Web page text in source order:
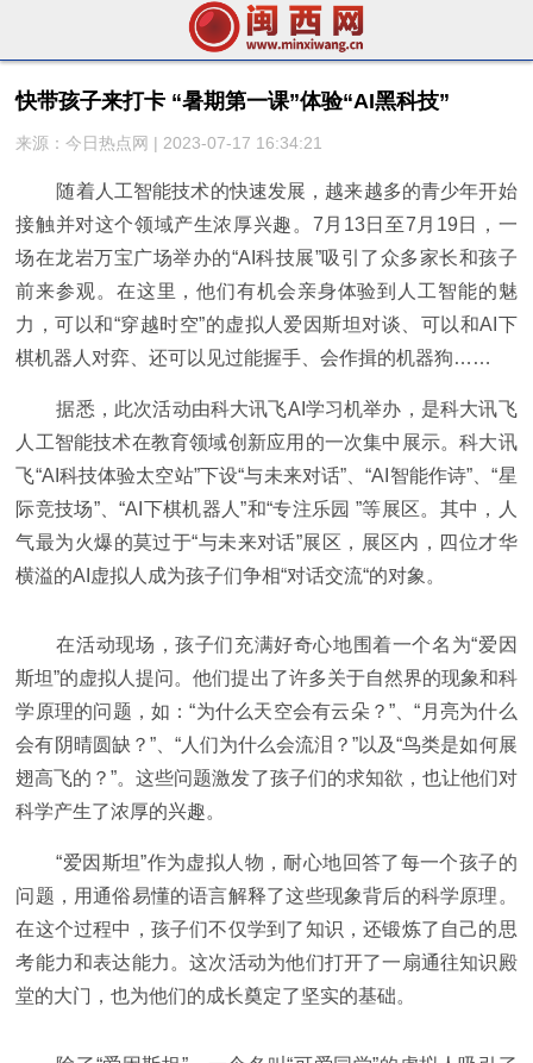
快带孩子来打卡 “暑期第一课”体验“AI黑科技”
来源：今日热点网 | 2023-07-17 16:34:21
随着人工智能技术的快速发展，越来越多的青少年开始
接触并对这个领域产生浓厚兴趣。7月13日至7月19日，一
场在龙岩万宝广场举办的“AI科技展”吸引了众多家长和孩子
前来参观。在这里，他们有机会亲身体验到人工智能的魅
力，可以和“穿越时空”的虚拟人爱因斯坦对谈、可以和AI下
棋机器人对弈、还可以见过能握手、会作揖的机器狗……
据悉，此次活动由科大讯飞AI学习机举办，是科大讯飞
人工智能技术在教育领域创新应用的一次集中展示。科大讯
飞“AI科技体验太空站”下设“与未来对话”、“AI智能作诗”、“星
际竞技场”、“AI下棋机器人”和“专注乐园 ”等展区。其中，人
气最为火爆的莫过于“与未来对话”展区，展区内，四位才华
横溢的AI虚拟人成为孩子们争相“对话交流“的对象。
在活动现场，孩子们充满好奇心地围着一个名为“爱因
斯坦”的虚拟人提问。他们提出了许多关于自然界的现象和科
学原理的问题，如：“为什么天空会有云朵？”、“月亮为什么
会有阴晴圆缺？”、“人们为什么会流泪？”以及“鸟类是如何展
翅高飞的？”。这些问题激发了孩子们的求知欲，也让他们对
科学产生了浓厚的兴趣。
“爱因斯坦”作为虚拟人物，耐心地回答了每一个孩子的
问题，用通俗易懂的语言解释了这些现象背后的科学原理。
在这个过程中，孩子们不仅学到了知识，还锻炼了自己的思
考能力和表达能力。这次活动为他们打开了一扇通往知识殿
堂的大门，也为他们的成长奠定了坚实的基础。